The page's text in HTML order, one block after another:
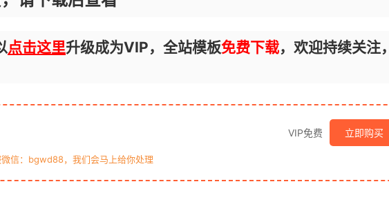
点击这里升级成为VIP，全站模板免费下载，欢迎持续关注
VIP免费 立即购买
信：bgwd88，我们会马上给你处理